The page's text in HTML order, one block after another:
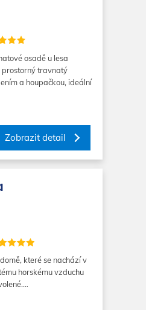
osadě u lesa
prostorný travnatý
a houpačkou, ideální
Zobrazit detail
které se nachází v
horskému vzduchu